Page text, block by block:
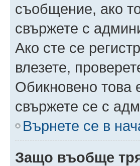
съобщение, ако
свържете с
Ако сте се
влезете,
Обикновено това
свържете се с
Върнете се в
Защо въобще